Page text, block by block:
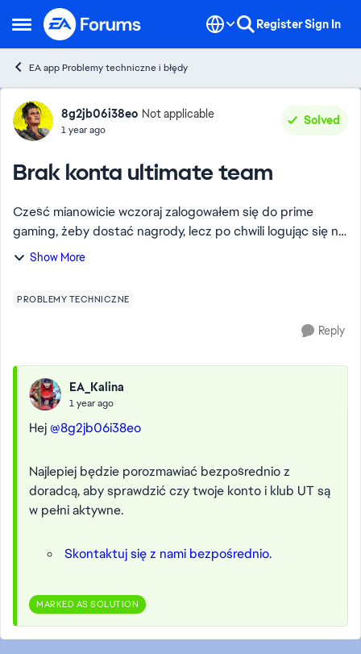
Open Side Menu
Skip to content RegisterSign In
EA app Problemy techniczne i błędy
Forum Discussion
8g2jb06i38eo Not applicable
1 year ago
Solved
Brak konta ultimate team
Cześć mianowicie wczoraj zalogowałem się do prime
gaming, żeby dostać nagrody, lecz po chwili logując się na
konto zobaczyłem, że wszystkie moje wymienne karty
Show More
PROBLEMY TECHNICZNE
Reply
EA_Kalina
1 year ago
Hej @8g2jb06i38eo
Najlepiej będzie porozmawiać bezpośrednio z
doradcą, aby sprawdzić czy twoje konto i klub UT są
w pełni aktywne.
Skontaktuj się z nami bezpośrednio.
MARKED AS SOLUTION